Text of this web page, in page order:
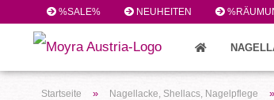
%SALE% NEUHEITEN
Startseite » Nagellacke, Shellacs, Nagelpflege »